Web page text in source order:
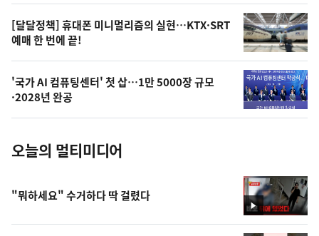
오
늘
의
사
진
[달달정책] 휴대폰 미니멀리즘의 실현…KTX·SRT
예매 한 번에 끝!
'국가 AI 컴퓨팅센터' 첫 삽…1만 5000장 규모
·2028년 완공
오늘의 멀티미디어
영
상
"뭐하세요" 수거하다 딱 걸렸다